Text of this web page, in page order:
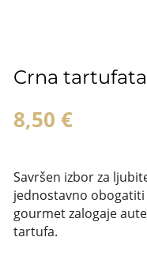
Crna
8,50 €
Savršen izbor za
jednostavno
gourmet zalogaje
tartufa.